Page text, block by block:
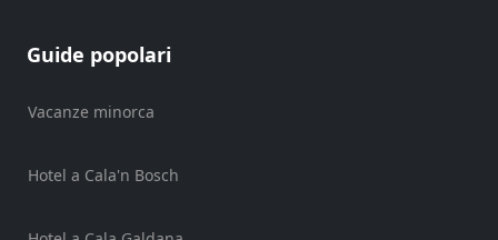
noleggio
Guide popolari
Vacanze minorca
Hotel a Cala'n Bosch